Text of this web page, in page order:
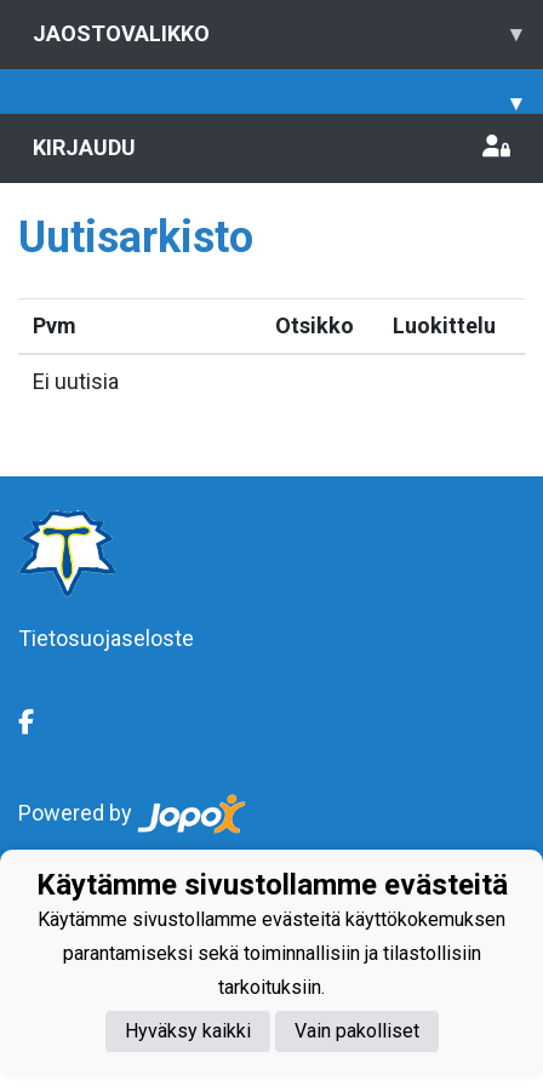
JAOSTOVALIKKO ▾
▾
KIRJAUDU
Uutisarkisto
Pvm Otsikko Luokittelu
Ei uutisia
Tietosuojaseloste
Powered by
Käytämme sivustollamme evästeitä
Käytämme sivustollamme evästeitä käyttökokemuksen
parantamiseksi sekä toiminnallisiin ja tilastollisiin
tarkoituksiin.
Hyväksy kaikki
Vain pakolliset